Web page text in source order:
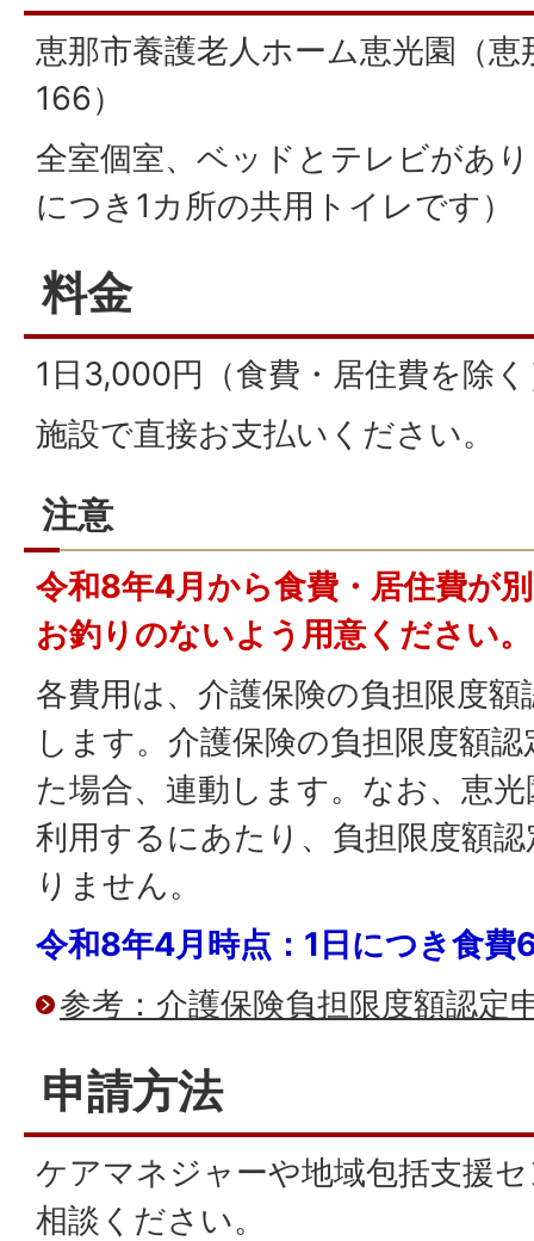
恵那市養護老人ホーム恵光園（
166）
全室個室、ベッドとテレビがあ
につき1カ所の共用トイレです）
料金
1日3,000円（食費・居住費を除
施設で直接お支払いください。
注意
令和8年4月から食費・居住費が
お釣りのないよう用意ください。
各費用は、介護保険の負担限度
します。介護保険の負担限度額
た場合、連動します。なお、恵
利用するにあたり、負担限度額
りません。
令和8年4月時点：1日につき食
参考：介護保険負担限度額認定
申請方法
ケアマネジャーや地域包括支援
相談ください。